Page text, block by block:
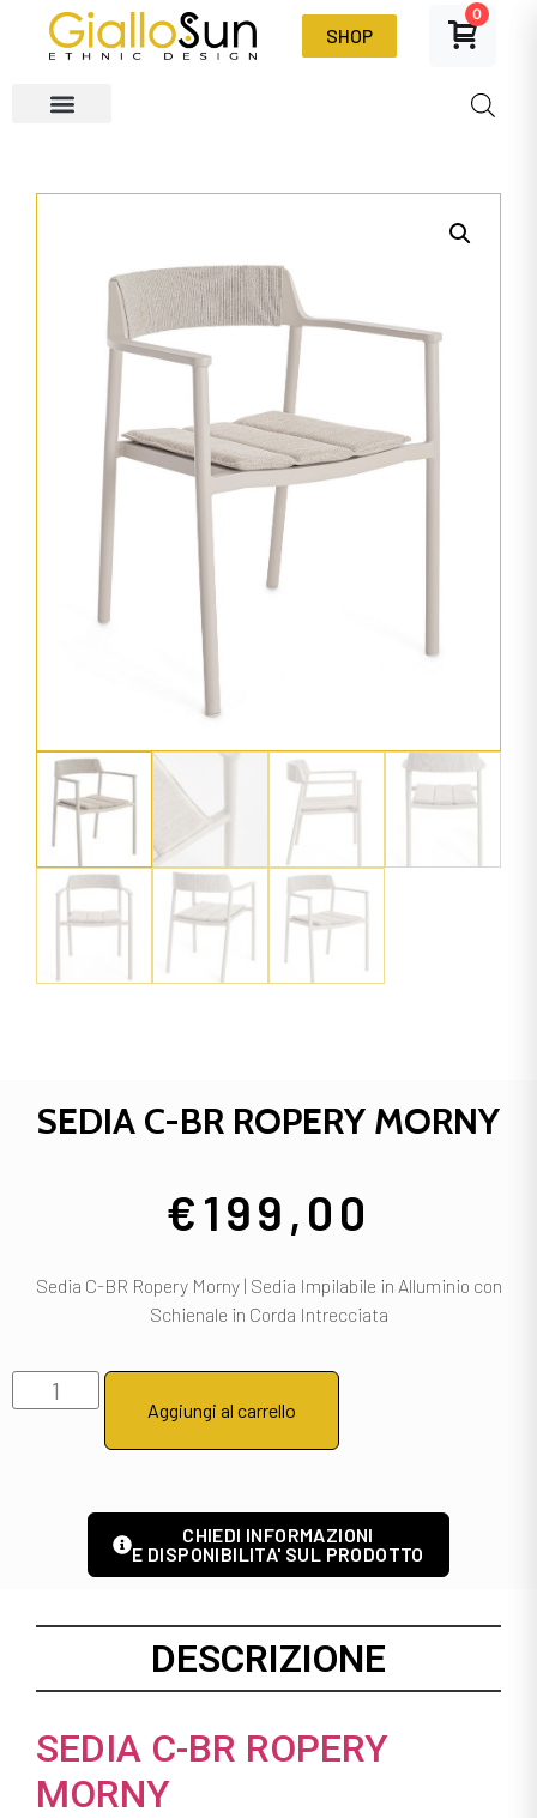
SHOP
0
SEDIA C-BR ROPERY MORNY
€199,00
Sedia C-BR Ropery Morny | Sedia Impilabile in Alluminio con
Schienale in Corda Intrecciata
Aggiungi al carrello
CHIEDI INFORMAZIONI
E DISPONIBILITA' SUL PRODOTTO
DESCRIZIONE
SEDIA C-BR ROPERY
MORNY